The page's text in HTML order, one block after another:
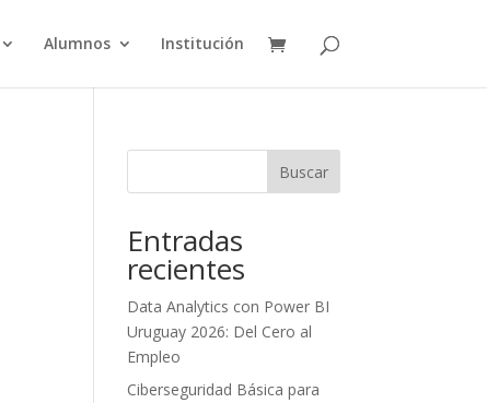
Alumnos Institución
Buscar
Entradas
recientes
Data Analytics con Power BI
Uruguay 2026: Del Cero al
Empleo
Ciberseguridad Básica para